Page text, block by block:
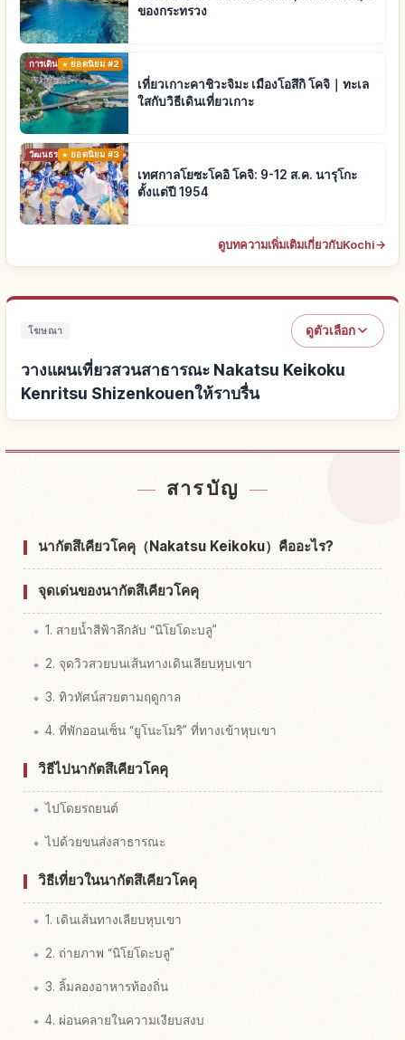
ของกระทรวง
การเดินทางยอดนิยม #2
เที่ยวเกาะคาชิวะจิมะ เมืองโอสึกิ โคจิ｜ทะเล
ใสกับวิธีเดินเที่ยวเกาะ
วัฒนธรรมดั้งเดิมยอดนิยม #3
เทศกาลโยซะโคอิ โคจิ: 9-12 ส.ค. นารุโกะ
ตั้งแต่ปี 1954
ดูบทความเพิ่มเติมเกี่ยวกับKochi→
โฆษณา ดูตัวเลือก
วางแผนเที่ยวสวนสาธารณะ Nakatsu Keikoku
Kenritsu Shizenkouenให้ราบรื่น
Shizenkouen
หากิจกรรมในสวนสาธารณะ Nakatsu Keikoku
Kenritsu Shizenkouen
สารบัญ
นากัตสึเคียวโคคุ（Nakatsu Keikoku）คืออะไร?
จุดเด่นของนากัตสึเคียวโคคุ
1. สายน้ำสีฟ้าลึกลับ “นิโยโดะบลู”
2. จุดวิวสวยบนเส้นทางเดินเลียบหุบเขา
3. ทิวทัศน์สวยตามฤดูกาล
4. ที่พักออนเซ็น “ยูโนะโมริ” ที่ทางเข้าหุบเขา
วิธีไปนากัตสึเคียวโคคุ
ไปโดยรถยนต์
ไปด้วยขนส่งสาธารณะ
วิธีเที่ยวในนากัตสึเคียวโคคุ
1. เดินเส้นทางเลียบหุบเขา
2. ถ่ายภาพ “นิโยโดะบลู”
3. ลิ้มลองอาหารท้องถิ่น
4. ผ่อนคลายในความเงียบสงบ